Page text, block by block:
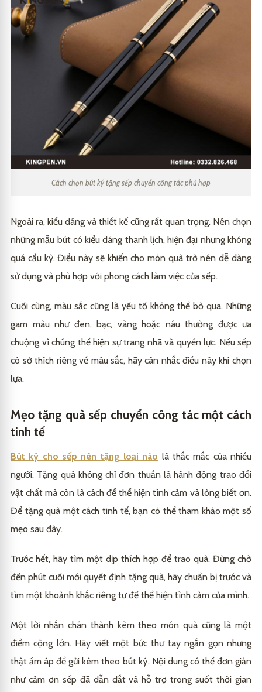
Cách chọn bút ký tặng sếp chuyển công tác phù hợp
Ngoài ra, kiểu dáng và thiết kế cũng rất quan trọng. Nên chọn
những mẫu bút có kiểu dáng thanh lịch, hiện đại nhưng không
quá cầu kỳ. Điều này sẽ khiến cho món quà trở nên dễ dàng
sử dụng và phù hợp với phong cách làm việc của sếp.
Cuối cùng, màu sắc cũng là yếu tố không thể bỏ qua. Những
gam màu như đen, bạc, vàng hoặc nâu thường được ưa
chuộng vì chúng thể hiện sự trang nhã và quyền lực. Nếu sếp
có sở thích riêng về màu sắc, hãy cân nhắc điều này khi chọn
lựa.
Mẹo tặng quà sếp chuyển công tác một cách
tinh tế
Bút ký cho sếp nên tặng loại nào là thắc mắc của nhiều
người. Tặng quà không chỉ đơn thuần là hành động trao đổi
vật chất mà còn là cách để thể hiện tình cảm và lòng biết ơn.
Để tặng quà một cách tinh tế, bạn có thể tham khảo một số
mẹo sau đây.
Trước hết, hãy tìm một dịp thích hợp để trao quà. Đừng chờ
đến phút cuối mới quyết định tặng quà, hãy chuẩn bị trước và
tìm một khoảnh khắc riêng tư để thể hiện tình cảm của mình.
Một lời nhắn chân thành kèm theo món quà cũng là một
điểm cộng lớn. Hãy viết một bức thư tay ngắn gọn nhưng
thật ấm áp để gửi kèm theo bút ký. Nội dung có thể đơn giản
như cảm ơn sếp đã dẫn dắt và hỗ trợ trong suốt thời gian